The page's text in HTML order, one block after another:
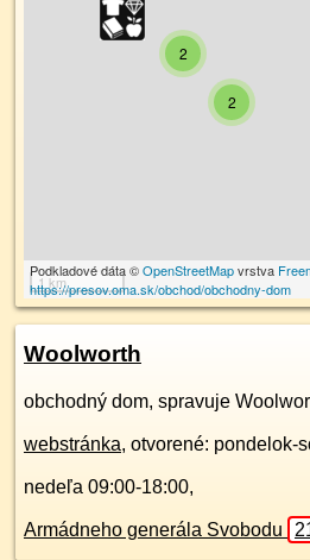
2
2
1 km
Podkladové dáta ©OpenStreetMapvrstva
https://presov.oma.sk/obchod/obchodny-dom
Woolworth
obchodný dom, spravuje
webstránka, otvorené: pondelok-
nedeľa 09:00-18:00,
Armádneho generála Svobodu